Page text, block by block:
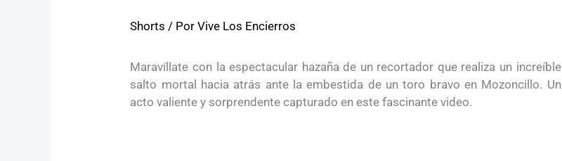
Shorts / PorVive Los Encierros
Maravíllate con la espectacular hazaña de un recortador que realiza un increíble
salto mortal hacia atrás ante la embestida de un toro bravo en Mozoncillo. Un
acto valiente y sorprendente capturado en este fascinante video.